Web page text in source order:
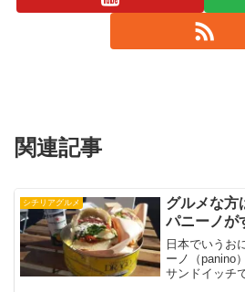
関連記事
シチリアグルメ
グルメな方
パニーノが
日本でいうお
ーノ（panino
サンドイッチ